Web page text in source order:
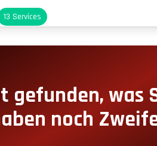
13 Services
gefunden, was
noch